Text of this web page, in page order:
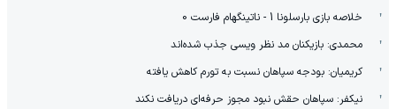
خلاصه بازی بارسلونا 1 - ناتینگهام فارست 0
محمدی: بازیکنان مد نظر ویسی جذب شده‌اند
کریمیان: بودجه سپاهان نسبت به تورم کاهش یافته
نیکفر: سپاهان حقش نبود مجوز حرفه‌ای دریافت نکند